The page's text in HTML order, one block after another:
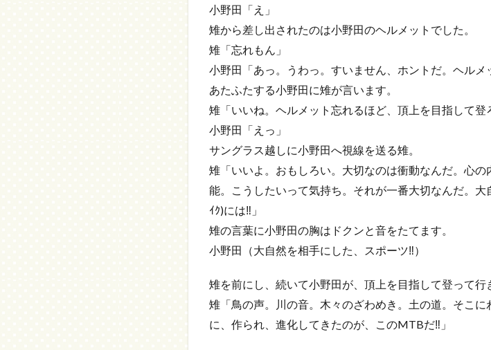
小野田「え」
雉から差し出されたのは小野田のヘルメットでした。
雉「忘れもん」
小野田「あっ。うわっ。すいません、ホントだ。ヘルメ
あたふたする小野田に雉が言います。
雉「いいね。ヘルメット忘れるほど、頂上を目指して登
小野田「えっ」
サングラス越しに小野田へ視線を送る雉。
雉「いいよ。おもしろい。大切なのは衝動なんだ。心
能。こうしたいって気持ち。それが一番大切なんだ。
ｲｸ)には‼」
雉の言葉に小野田の胸はドクンと音をたてます。
小野田（大自然を相手にした、スポーツ‼）
雉を前にし、続いて小野田が、頂上を目指して登って行
雉「鳥の声。川の音。木々のざわめき。土の道。そこ
に、作られ、進化してきたのが、このMTBだ‼」